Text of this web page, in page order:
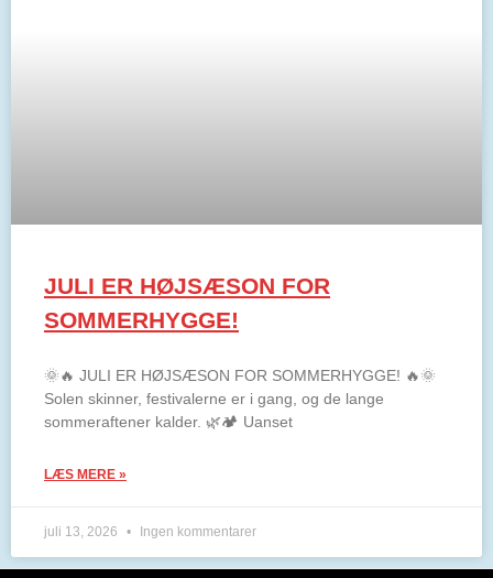
JULI ER HØJSÆSON FOR
SOMMERHYGGE!
🌞🔥 JULI ER HØJSÆSON FOR SOMMERHYGGE! 🔥🌞
Solen skinner, festivalerne er i gang, og de lange
sommeraftener kalder. 🌿🏕️ Uanset
LÆS MERE »
juli 13, 2026 Ingen kommentarer